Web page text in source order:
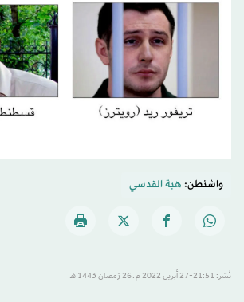
واشنطن: هبة القدسي
نُشر: 21:51-27 أبريل 2022 م ـ 26 رَمضان 1443 هـ